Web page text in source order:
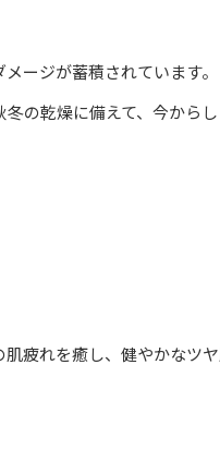
ージが蓄積されています。
の乾燥に備えて、今から
疲れを癒し、健やかなツヤ